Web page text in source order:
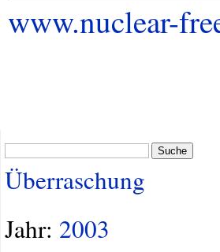
www.nuclear-
Suche
Überraschung
Jahr: 2003